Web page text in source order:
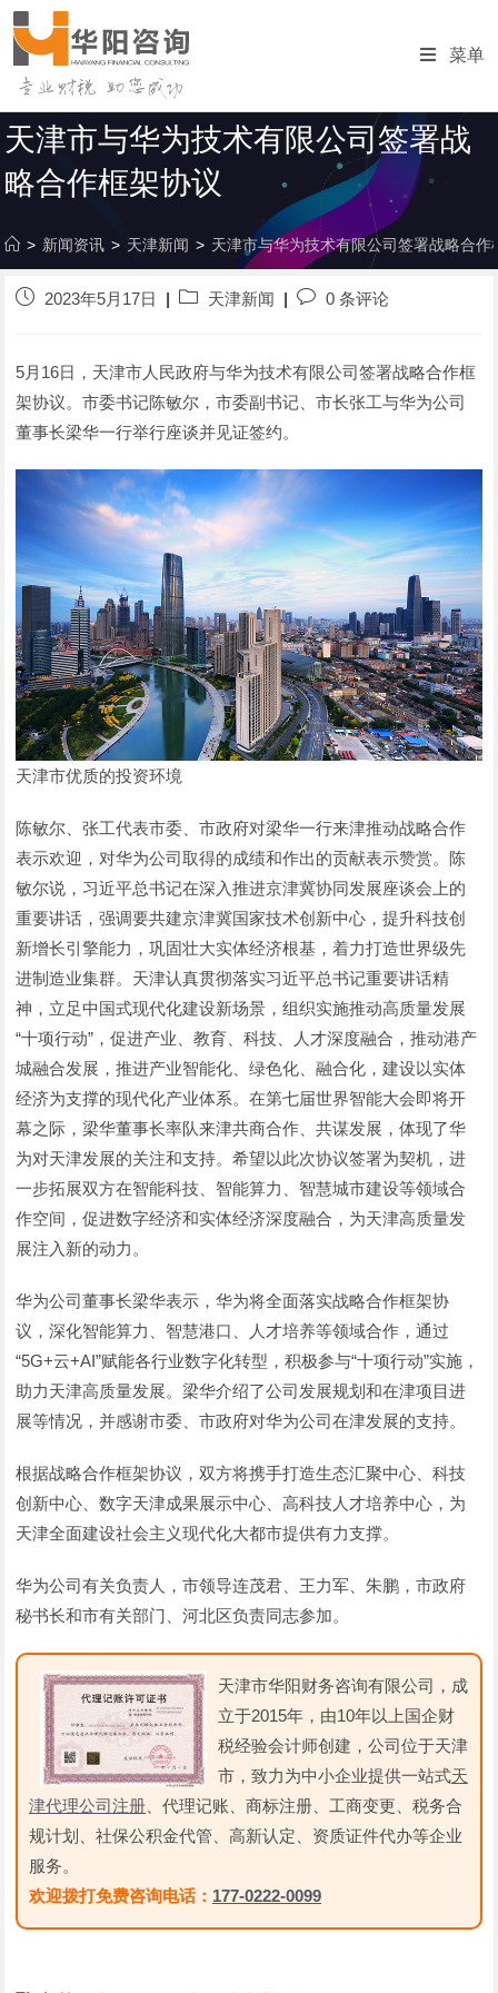
跳
转
至
容
菜单
天津市与华为技术有限公司签署战
略合作框架协议
> 新闻资讯 > 天津新闻 > 天津市与华为技术有限公司签署战略合作
发
帖
子：
2023年5月17日
帖
类
天津新闻
发
论：
0 条评论
5月16日，天津市人民政府与华为技术有限公司签署战略合作框
架协议。市委书记陈敏尔，市委副书记、市长张工与华为公司
董事长梁华一行举行座谈并见证签约。
天津市优质的投资环境
陈敏尔、张工代表市委、市政府对梁华一行来津推动战略合作
表示欢迎，对华为公司取得的成绩和作出的贡献表示赞赏。陈
敏尔说，习近平总书记在深入推进京津冀协同发展座谈会上的
重要讲话，强调要共建京津冀国家技术创新中心，提升科技创
新增长引擎能力，巩固壮大实体经济根基，着力打造世界级先
进制造业集群。天津认真贯彻落实习近平总书记重要讲话精
神，立足中国式现代化建设新场景，组织实施推动高质量发展
“十项行动”，促进产业、教育、科技、人才深度融合，推动港产
城融合发展，推进产业智能化、绿色化、融合化，建设以实体
经济为支撑的现代化产业体系。在第七届世界智能大会即将开
幕之际，梁华董事长率队来津共商合作、共谋发展，体现了华
为对天津发展的关注和支持。希望以此次协议签署为契机，进
一步拓展双方在智能科技、智能算力、智慧城市建设等领域合
作空间，促进数字经济和实体经济深度融合，为天津高质量发
展注入新的动力。
华为公司董事长梁华表示，华为将全面落实战略合作框架协
议，深化智能算力、智慧港口、人才培养等领域合作，通过
“5G+云+AI”赋能各行业数字化转型，积极参与“十项行动”实施，
助力天津高质量发展。梁华介绍了公司发展规划和在津项目进
展等情况，并感谢市委、市政府对华为公司在津发展的支持。
根据战略合作框架协议，双方将携手打造生态汇聚中心、科技
创新中心、数字天津成果展示中心、高科技人才培养中心，为
天津全面建设社会主义现代化大都市提供有力支撑。
华为公司有关负责人，市领导连茂君、王力军、朱鹏，市政府
秘书长和市有关部门、河北区负责同志参加。
天津市华阳财务咨询有限公司，成
立于2015年，由10年以上国企财
税经验会计师创建，公司位于天津
市，致力为中小企业提供一站式天
津代理公司注册、代理记账、商标注册、工商变更、税务合
规计划、社保公积金代管、高新认定、资质证件代办等企业
服务。
欢迎拨打免费咨询电话： 177-0222-0099